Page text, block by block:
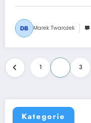
Marek Twarożek
Stronicowanie
wpisów
1 3
Kategorie